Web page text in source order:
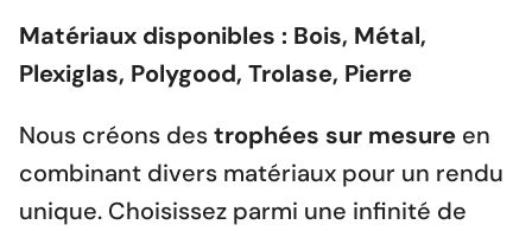
Matériaux disponibles : Bois, Métal,
Plexiglas, Polygood, Trolase, Pierre
Nous créons destrophées sur mesure en
combinant divers matériaux pour un rendu
unique. Choisissez parmi une infinité de